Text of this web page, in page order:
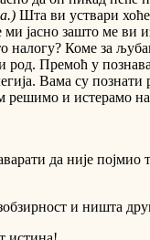
Шта ви уствари
јасно зашто ме ви
налогу? Коме за
род. Премоћ у
Вама су познати
решимо и истерамо
да није појмио
и ништа